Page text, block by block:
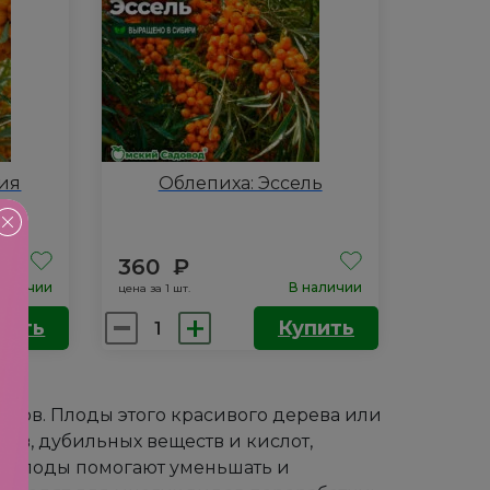
Облепиха: Эссель
360₽
цена за 1 шт. В наличии
Количество
товара
Купить
Плоды этого красивого дерева или
дубильных веществ и кислот,
помогают уменьшать и